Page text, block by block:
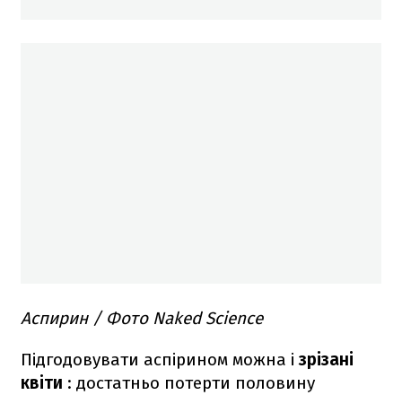
Аспирин / Фото Naked Science
Підгодовувати аспірином можна ізрізані
квіти : достатньо потерти половину